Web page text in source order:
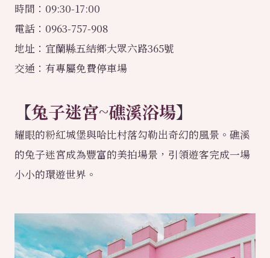
時間：09:30-17:00
電話：0963-757-908
地址：宜蘭縣五結鄉大眾六路365號
交通：有專屬免費停車場
【兔子迷宮~礁溪浴場】
耀眼的粉紅城堡與哈比村落勾勒出奇幻的風景。礁溪
的兔子迷宮成為豐富的美拍場景，引領遊客完成一場
小小的環遊世界。